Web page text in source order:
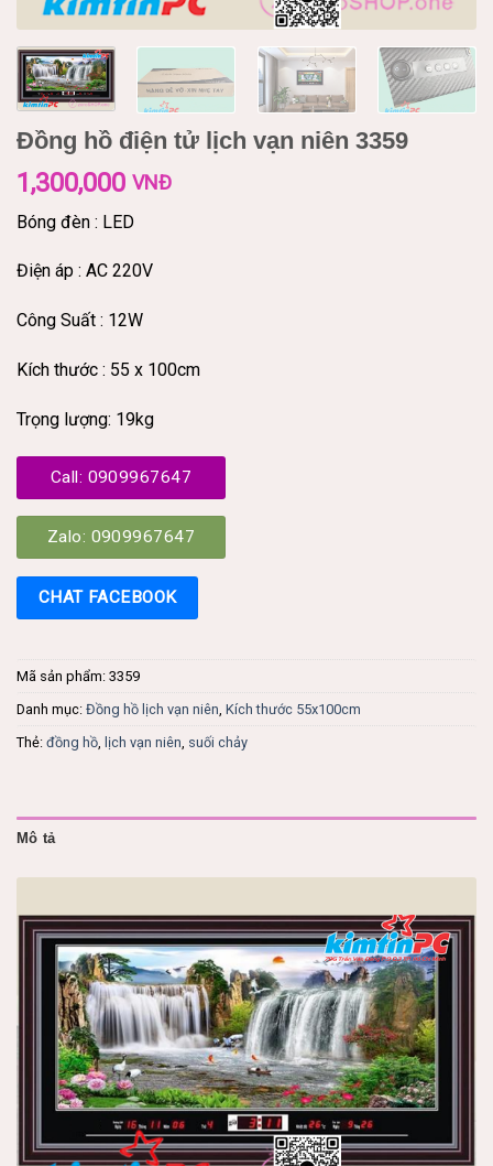
Đồng hồ điện tử lịch vạn niên 3359
1,300,000 VNĐ
Bóng đèn : LED
Điện áp : AC 220V
Công Suất : 12W
Kích thước : 55 x 100cm
Trọng lượng: 19kg
Call: 0909967647
Zalo: 0909967647
CHAT FACEBOOK
Mã sản phẩm: 3359
Danh mục: Đồng hồ lịch vạn niên Kích thước 55x100cm
Thẻ: đồng hồ lịch vạn niên suối chảy
Mô tả